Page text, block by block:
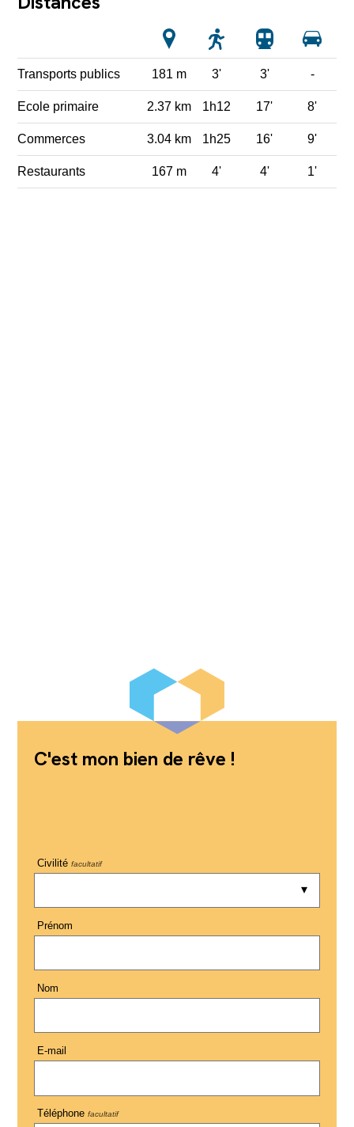
Transports publics 181 m 3' 3' -
Ecole primaire 2.37 km 1h12 17' 8'
Commerces 3.04 km 1h25 16' 9'
Restaurants 167 m 4' 4' 1'
C'est mon bien de rêve !
Civilité facultatif
Prénom
Nom
E-mail
Téléphone facultatif